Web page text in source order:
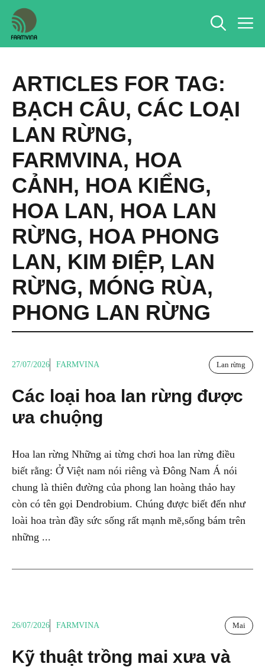
Chuyển
đến
nội
ARTICLES FOR TAG:
BẠCH CÂU, CÁC LOẠI
LAN RỪNG,
FARMVINA, HOA
CẢNH, HOA KIỂNG,
HOA LAN, HOA LAN
RỪNG, HOA PHONG
LAN, KIM ĐIỆP, LAN
RỪNG, MÓNG RÙA,
PHONG LAN RỪNG
27/07/2026 FARMVINA Lan rừng
Các loại hoa lan rừng được
ưa chuộng
Hoa lan rừng Những ai từng chơi hoa lan rừng điều
biết rằng: Ở Việt nam nói riêng và Đông Nam Á nói
chung là thiên đường của phong lan hoàng thảo hay
còn có tên gọi Dendrobium. Chúng được biết đến như
loài hoa tràn đầy sức sống rất mạnh mẽ,sống bám trên
những ...
26/07/2026 FARMVINA Mai
Kỹ thuật trồng mai xưa và